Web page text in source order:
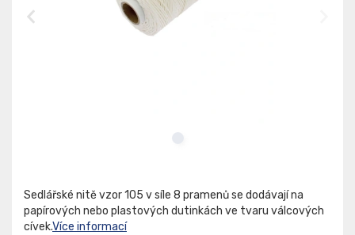
Sedlářské nitě vzor 105 v síle 8 pramenů se dodávají na
papírových nebo plastových dutinkách ve tvaru válcových
cívek.Více informací